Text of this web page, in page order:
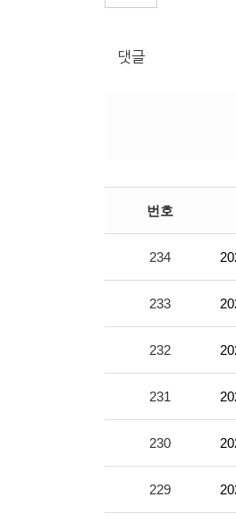
댓글
번호
234
233
232
231
230
229